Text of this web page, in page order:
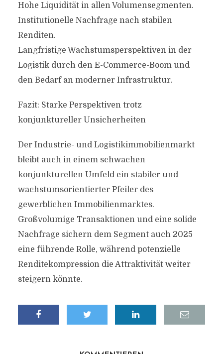
Hohe Liquidität in allen Volumensegmenten.
Institutionelle Nachfrage nach stabilen
Renditen.
Langfristige Wachstumsperspektiven in der
Logistik durch den E-Commerce-Boom und
den Bedarf an moderner Infrastruktur.
Fazit: Starke Perspektiven trotz
konjunktureller Unsicherheiten
Der Industrie- und Logistikimmobilienmarkt
bleibt auch in einem schwachen
konjunkturellen Umfeld ein stabiler und
wachstumsorientierter Pfeiler des
gewerblichen Immobilienmarktes.
Großvolumige Transaktionen und eine solide
Nachfrage sichern dem Segment auch 2025
eine führende Rolle, während potenzielle
Renditekompression die Attraktivität weiter
steigern könnte.